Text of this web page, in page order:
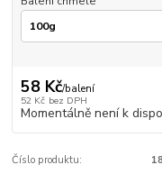
58 Kč/balení
52 Kč bez DPH
Momentálně není k
Číslo produktu: